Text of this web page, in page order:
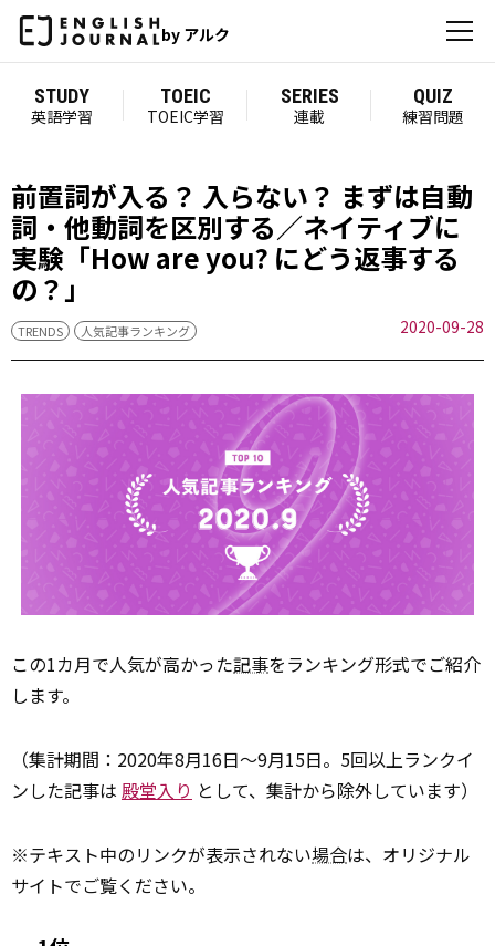
by アルク
STUDY
英語学習
TOEIC
TOEIC学習
SERIES
連載
QUIZ
練習問題
前置詞が入る？ 入らない？ まずは自動
詞・他動詞を区別する／ネイティブに
実験「How are you? にどう返事する
の？」
TRENDS 人気記事ランキング 2020-09-28
この1カ月で人気が高かった記事をランキング形式でご紹介
します。
（集計期間：2020年8月16日～9月15日。5回以上ランクイ
ンした記事は 殿堂入り として、集計から除外しています）
※テキスト中のリンクが表示されない場合は、オリジナル
サイトでご覧ください。